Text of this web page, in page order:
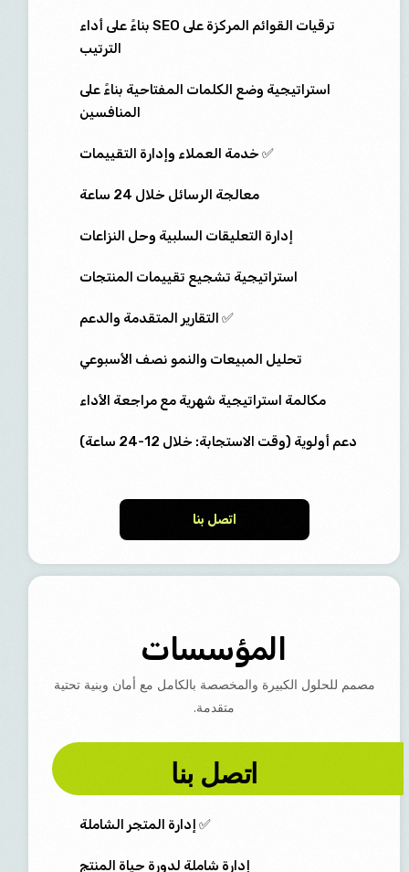
ترقيات القوائم المركزة على SEO بناءً على أداء
الترتيب
استراتيجية وضع الكلمات المفتاحية بناءً على
المنافسين
✅ خدمة العملاء وإدارة التقييمات
معالجة الرسائل خلال 24 ساعة
إدارة التعليقات السلبية وحل النزاعات
استراتيجية تشجيع تقييمات المنتجات
✅ التقارير المتقدمة والدعم
تحليل المبيعات والنمو نصف الأسبوعي
مكالمة استراتيجية شهرية مع مراجعة الأداء
دعم أولوية (وقت الاستجابة: خلال 12-24 ساعة)
اتصل بنا
المؤسسات
مصمم للحلول الكبيرة والمخصصة بالكامل مع أمان وبنية تحتية
متقدمة.
اتصل بنا
✅ إدارة المتجر الشاملة
إدارة شاملة لدورة حياة المنتج